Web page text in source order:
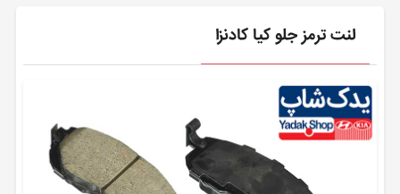
لنت ترمز جلو کیا کادنزا